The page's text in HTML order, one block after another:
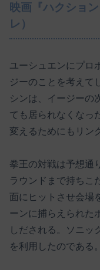
映画『ハクショ
レ）
ユーシュエンにプロ
ジーのことを考えて
シンは、イージーの
ても居られなくなっ
変えるためにもリン
拳王の対戦は予想通
ラウンドまで持ちこ
面にヒットさせ会場
ーンに捕らえられた
しだされる。ソニッ
を利用したのである。